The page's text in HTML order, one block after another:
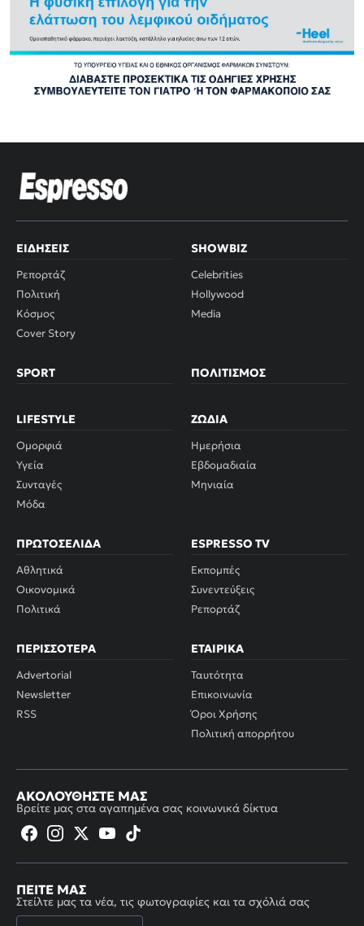
ΕΙΔΉΣΕΙΣ
Ρεπορτάζ
Πολιτική
Κόσμος
Cover Story
SHOWBIZ
Celebrities
Hollywood
Media
SPORT ΠΟΛΙΤΙΣΜΌΣ
LIFESTYLE
Ομορφιά
Υγεία
Συνταγές
Μόδα
ΖΏΔΙΑ
Ημερήσια
Εβδομαδιαία
Μηνιαία
ΠΡΩΤΟΣΈΛΙΔΑ
Αθλητικά
Οικονομικά
Πολιτικά
ESPRESSO TV
Εκπομπές
Συνεντεύξεις
Ρεπορτάζ
ΠΕΡΙΣΣΌΤΕΡΑ
Advertorial
Newsletter
RSS
ΕΤΑΙΡΙΚΆ
Ταυτότητα
Επικοινωνία
Όροι Χρήσης
Πολιτική απορρήτου
ΑΚΟΛΟΥΘΉΣΤΕ ΜΑΣ
Βρείτε μας στα αγαπημένα σας κοινωνικά δίκτυα
ΠΕΊΤΕ ΜΑΣ
Στείλτε μας τα νέα, τις φωτογραφίες και τα σχόλιά σας